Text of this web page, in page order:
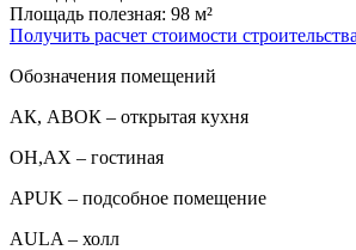
Площадь полезная: 98 м²
Получить расчет стоимости строительства
Обозначения помещений
АК, АВОК – открытая кухня
ОН,AX – гостиная
APUK – подсобное помещение
AULA – холл